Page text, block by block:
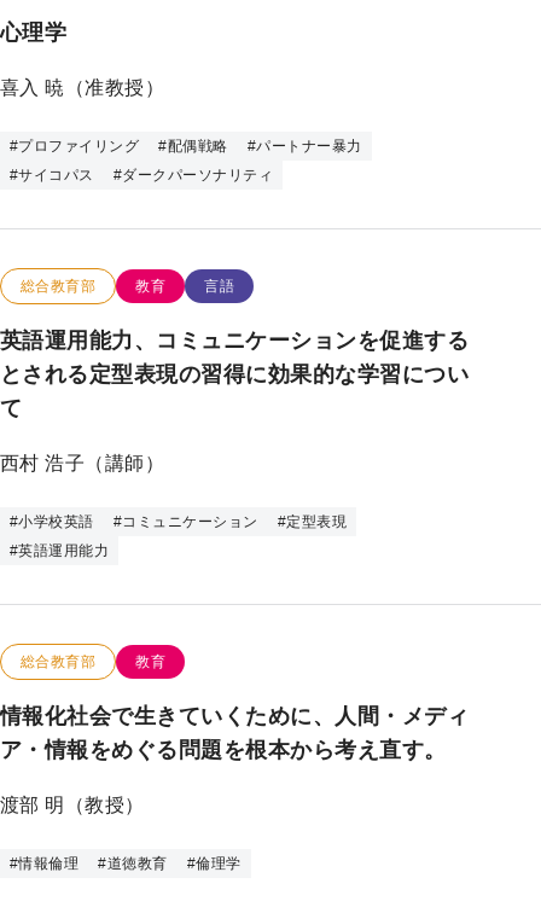
心理学
喜入 暁（准教授）
#プロファイリング #配偶戦略 #パートナー暴力
#サイコパス #ダークパーソナリティ
この研究のカテゴリー
総合教育部 教育 言語
英語運用能力、コミュニケーションを促進する
とされる定型表現の習得に効果的な学習につい
て
西村 浩子（講師）
この研究のキーワード
#小学校英語 #コミュニケーション #定型表現
#英語運用能力
この研究のカテゴリー
総合教育部 教育
情報化社会で生きていくために、人間・メディ
ア・情報をめぐる問題を根本から考え直す。
渡部 明（教授）
この研究のキーワード
#情報倫理 #道徳教育 #倫理学